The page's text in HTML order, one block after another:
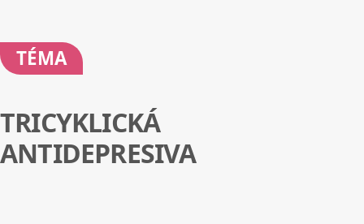
TÉMA
TRICYKLICKÁ
ANTIDEPRESIVA